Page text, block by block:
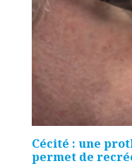
Cécité : une
permet de